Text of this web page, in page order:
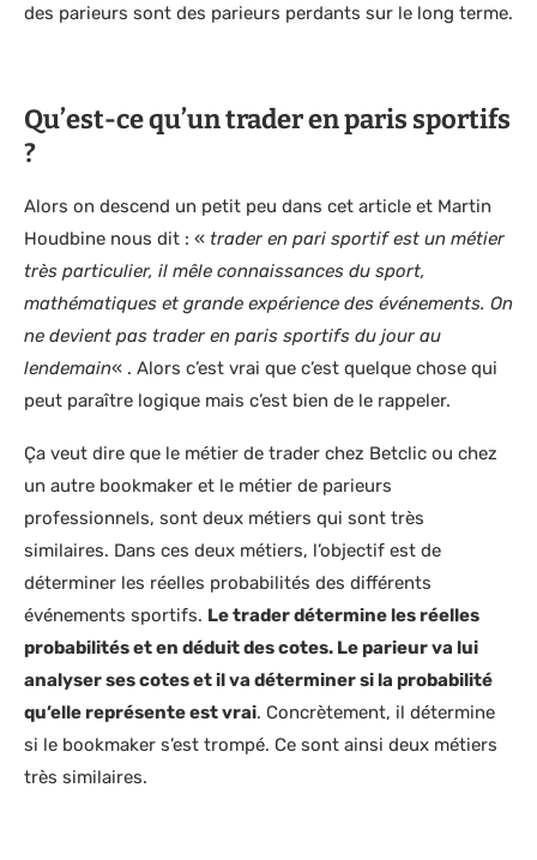
des parieurs sont des parieurs perdants sur le long terme.
Qu’est-ce qu’un trader en paris sportifs
?
Alors on descend un petit peu dans cet article et Martin
Houdbine nous dit : « trader en pari sportif est un métier
très particulier, il mêle connaissances du sport,
mathématiques et grande expérience des événements. On
ne devient pas trader en paris sportifs du jour au
lendemain« . Alors c’est vrai que c’est quelque chose qui
peut paraître logique mais c’est bien de le rappeler.
Ça veut dire que le métier de trader chez Betclic ou chez
un autre bookmaker et le métier de parieurs
professionnels, sont deux métiers qui sont très
similaires. Dans ces deux métiers, l’objectif est de
déterminer les réelles probabilités des différents
événements sportifs. Le trader détermine les réelles
probabilités et en déduit des cotes. Le parieur va lui
analyser ses cotes et il va déterminer si la probabilité
qu’elle représente est vrai. Concrètement, il détermine
si le bookmaker s’est trompé. Ce sont ainsi deux métiers
très similaires.